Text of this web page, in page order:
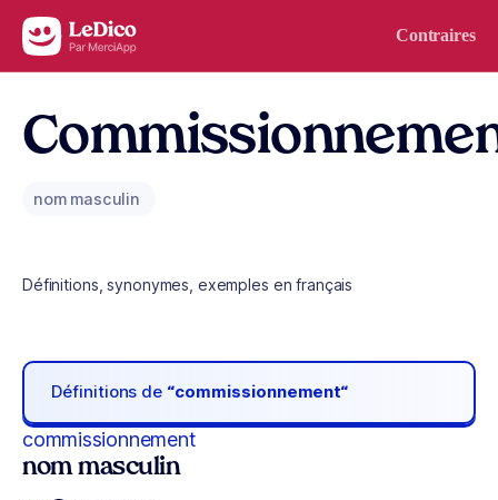
Aller au contenu Contraires
nom masculin
Définitions, synonymes, exemples en français
Définitions de “commissionnement“
commissionnement
nom masculin